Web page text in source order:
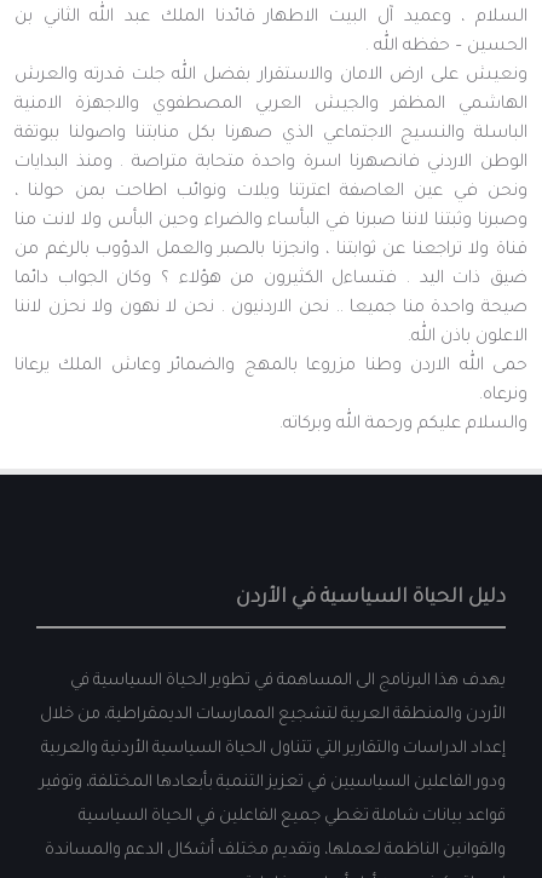
السلام ، وعميد آل البيت الاطهار قائدنا الملك عبد الله الثاني بن
الحسين – حفظه الله .
ونعيش على ارض الامان والاستقرار بفضل الله جلت قدرته والعرش
الهاشمي المظفر والجيش العربي المصطفوي والاجهزة الامنية
الباسلة والنسيج الاجتماعي الذي صهرنا بكل منابتنا واصولنا ببوتقة
الوطن الاردني فانصهرنا اسرة واحدة متحابة متراصة . ومنذ البدايات
ونحن في عين العاصفة اعترتنا ويلات ونوائب اطاحت بمن حولنا ،
وصبرنا وثبتنا لاننا صبرنا في البأساء والضراء وحين البأس ولا لانت منا
قناة ولا تراجعنا عن ثوابتنا ، وانجزنا بالصبر والعمل الدؤوب بالرغم من
ضيق ذات اليد . فتساءل الكثيرون من هؤلاء ؟ وكان الجواب دائما
صيحة واحدة منا جميعا .. نحن الاردنيون . نحن لا نهون ولا نحزن لاننا
الاعلون باذن الله.
حمى الله الاردن وطنا مزروعا بالمهج والضمائر وعاش الملك يرعانا
ونرعاه.
والسلام عليكم ورحمة الله وبركاته.
دليل الحياة السياسية في الأردن
يهدف هذا البرنامج الى المساهمة في تطوير الحياة السياسية في
الأردن والمنطقة العربية لتشجيع الممارسات الديمقراطية، من خلال
إعداد الدراسات والتقارير التي تتناول الحياة السياسية الأردنية والعربية
ودور الفاعلين السياسيين في تعزيز التنمية بأبعادها المختلفة، وتوفير
قواعد بيانات شاملة تغطي جميع الفاعلين في الحياة السياسية
والقوانين الناظمة لعملها، وتقديم مختلف أشكال الدعم والمساندة